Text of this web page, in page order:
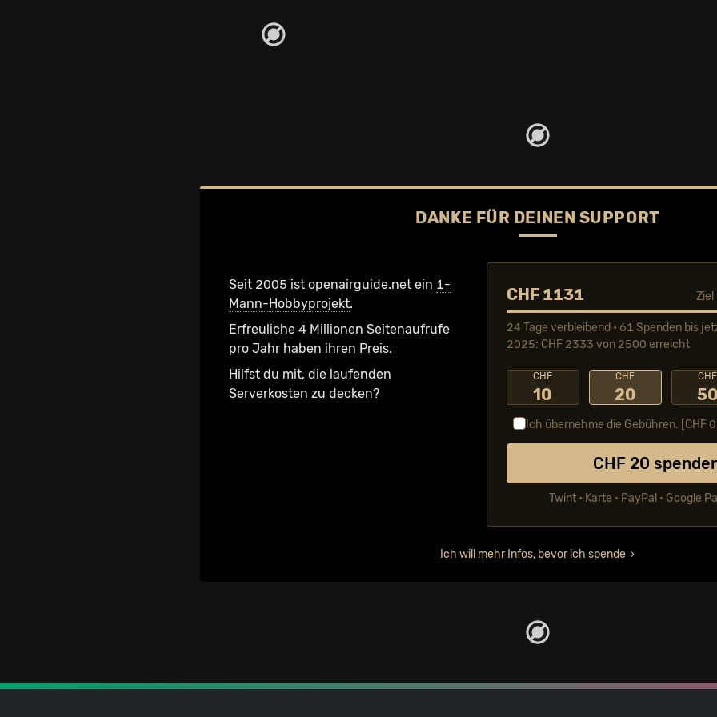
DANKE FÜR DEINEN SUPPORT
Seit 2005 ist openairguide.net ein 1-
Mann-Hobbyprojekt.
Erfreuliche 4 Millionen Seiten­aufrufe
pro Jahr haben ihren Preis.
Hilfst du mit, die laufenden
Serverkosten zu decken?
CHF 1131
24 Tage verbleibend • 61 Spenden bis
2025: CHF 2333 von 2500 erreicht
CHF
10
CHF
20
CHF
50
Ich übernehme die Gebühren. [CHF
CHF 20
Twint • Karte • PayPal • Google
Ich will mehr Infos, bevor ich spende